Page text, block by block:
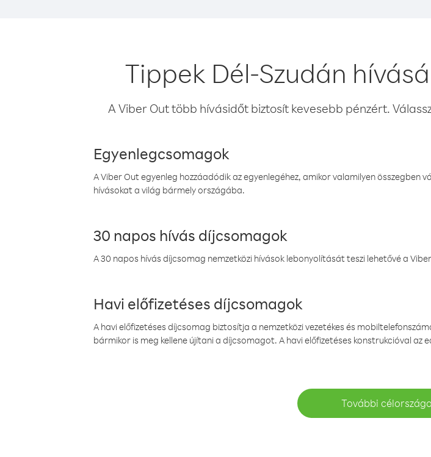
Tippek Dél-Szudán
A Viber Out több hívásidőt biztosít kevesebb pénzért.
Egyenlegcsomagok
A Viber Out egyenleg hozzáadódik az egyenlegéhez, amikor valamilyen
hívásokat a világ bármely országába.
30 napos hívás díjcsomagok
A 30 napos hívás díjcsomag nemzetközi hívások lebonyolítását teszi lehetővé a
Havi előfizetéses díjcsomagok
A havi előfizetéses díjcsomag biztosítja a nemzetközi vezetékes és
bármikor is meg kellene újítani a díjcsomagot. A havi előfizetéses konstrukcióval
További